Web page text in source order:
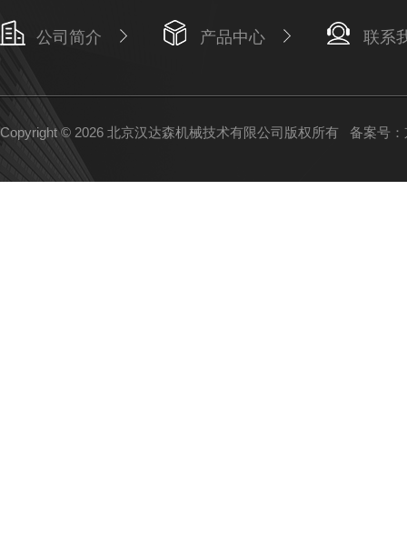
公司简介 产品中心 联系
Copyright © 2026 北京汉达森机械技术有限公司版权所有 备案号：